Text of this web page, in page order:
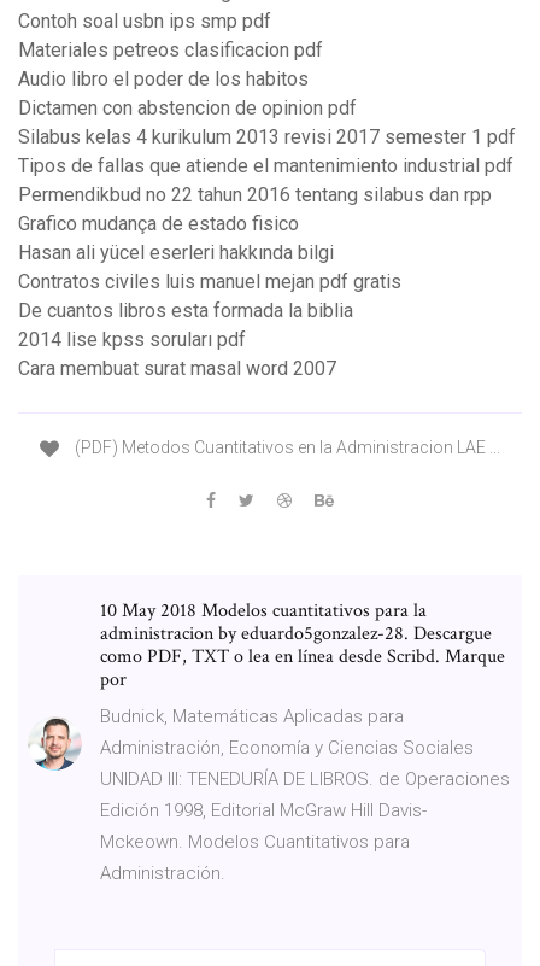
Contoh soal usbn ips smp pdf
Materiales petreos clasificacion pdf
Audio libro el poder de los habitos
Dictamen con abstencion de opinion pdf
Silabus kelas 4 kurikulum 2013 revisi 2017 semester 1 pdf
Tipos de fallas que atiende el mantenimiento industrial pdf
Permendikbud no 22 tahun 2016 tentang silabus dan rpp
Grafico mudança de estado fisico
Hasan ali yücel eserleri hakkında bilgi
Contratos civiles luis manuel mejan pdf gratis
De cuantos libros esta formada la biblia
2014 lise kpss soruları pdf
Cara membuat surat masal word 2007
(PDF) Metodos Cuantitativos en la Administracion LAE ...
10 May 2018 Modelos cuantitativos para la
administracion by eduardo5gonzalez-28. Descargue
como PDF, TXT o lea en línea desde Scribd. Marque
por
Budnick, Matemáticas Aplicadas para
Administración, Economía y Ciencias Sociales
UNIDAD III: TENEDURÍA DE LIBROS. de Operaciones
Edición 1998, Editorial McGraw Hill Davis-
Mckeown. Modelos Cuantitativos para
Administración.